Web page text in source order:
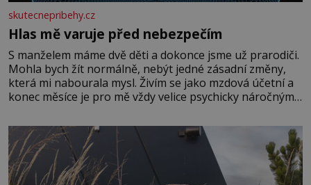
skutecnepribehy.cz
Hlas mě varuje před nebezpečím
S manželem máme dvě děti a dokonce jsme už prarodiči.
Mohla bych žít normálně, nebýt jedné zásadní změny,
která mi nabourala mysl. Živím se jako mzdová účetní a
konec měsíce je pro mě vždy velice psychicky náročným
dál častěji volá o pomoc, co se hlídání týče. Dalo by se